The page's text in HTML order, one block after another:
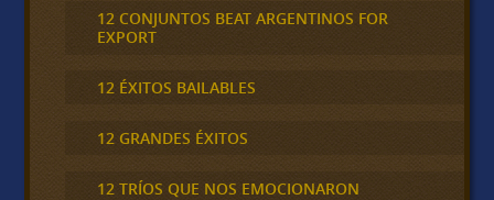
12 CONJUNTOS BEAT ARGENTINOS FOR
EXPORT
12 ÉXITOS BAILABLES
12 GRANDES ÉXITOS
12 TRÍOS QUE NOS EMOCIONARON